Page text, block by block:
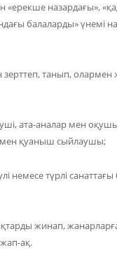
назардағы»,
балаларды» үнемі
танып, олармен
ата-аналар мен
мен қуаныш сыйлаушы;
немесе түрлі
жинап,
ақ.